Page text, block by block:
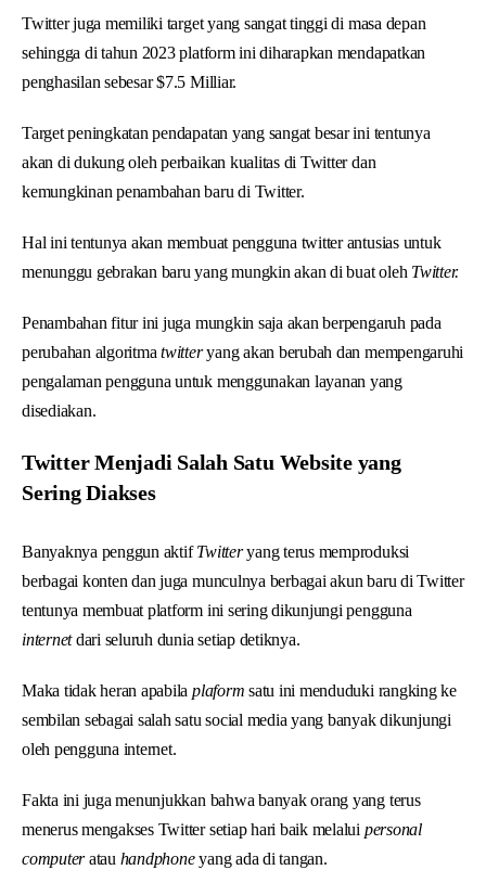
Twitter juga memiliki target yang sangat tinggi di masa depan
sehingga di tahun 2023 platform ini diharapkan mendapatkan
penghasilan sebesar $7.5 Milliar.
Target peningkatan pendapatan yang sangat besar ini tentunya
akan di dukung oleh perbaikan kualitas di Twitter dan
kemungkinan penambahan baru di Twitter.
Hal ini tentunya akan membuat pengguna twitter antusias untuk
menunggu gebrakan baru yang mungkin akan di buat oleh Twitter.
Penambahan fitur ini juga mungkin saja akan berpengaruh pada
perubahan algoritmatwitteryang akan berubah dan mempengaruhi
pengalaman pengguna untuk menggunakan layanan yang
disediakan.
Twitter Menjadi Salah Satu Website yang
Sering Diakses
Banyaknya penggun aktifTwitteryang terus memproduksi
berbagai konten dan juga munculnya berbagai akun baru di Twitter
tentunya membuat platform ini sering dikunjungi pengguna
internetdari seluruh dunia setiap detiknya.
Maka tidak heran apabila plaformsatu ini menduduki rangking ke
sembilan sebagai salah satu social media yang banyak dikunjungi
oleh pengguna internet.
Fakta ini juga menunjukkan bahwa banyak orang yang terus
menerus mengakses Twitter setiap hari baik melalui personal
computeratau handphoneyang ada di tangan.